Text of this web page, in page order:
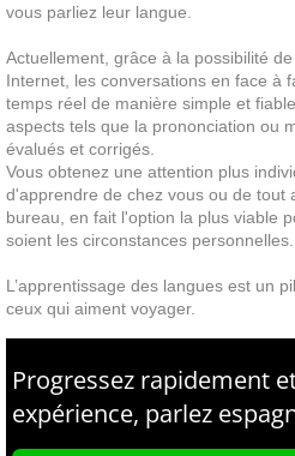
vous parliez leur langue.
Actuellement, grâce à la possibilité
Internet, les conversations en face à
temps réel de manière simple et
aspects tels que la prononciation ou
évalués et corrigés.
Vous obtenez une attention plus
d'apprendre de chez vous ou de tout
bureau, en fait l'option la plus viable
soient les circonstances personnelles.
L’apprentissage des langues est un
ceux qui aiment voyager.
Progressez rapidement
expérience, parlez